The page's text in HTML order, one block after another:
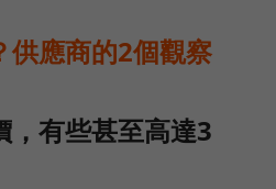
供應商的2個觀察
，有些甚至高達3